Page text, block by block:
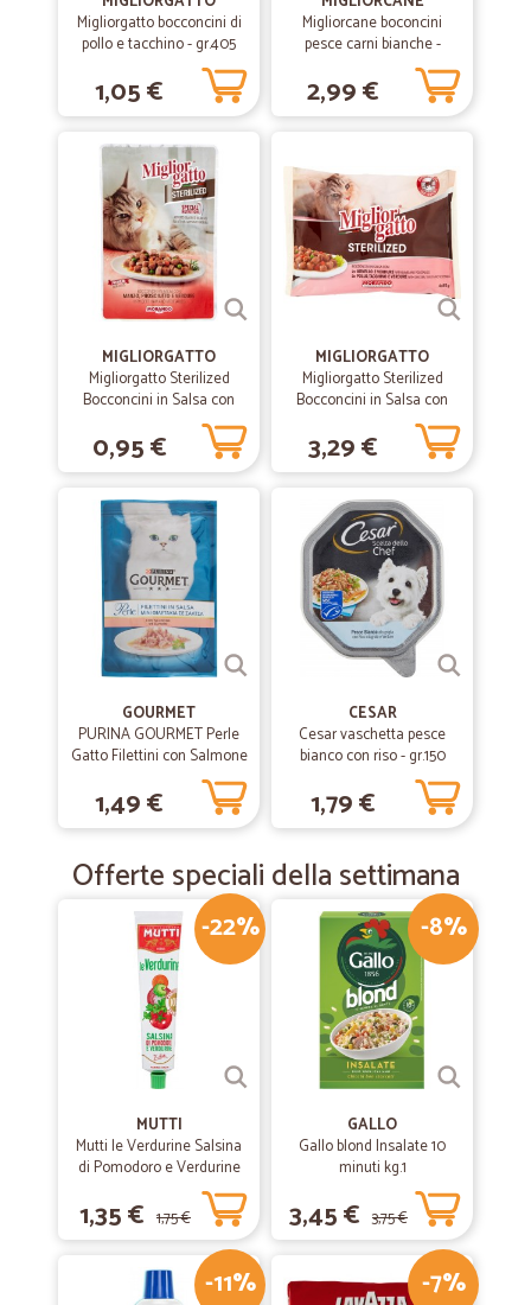
Veloci
—Elisabetta T.
Spedizione velocissima
Spedizione velocissima, prodotti ottimi e imballati perfettamente.
06/08/2019
—Gianluca Z.
Vi ho travato prodotti che avevo…
Vi ho travato prodotti che avevo difficoltà a trovare, anche nei
supermercati tradizionali, a buon prezzo, e la consegna è stata
praticamente immediata e precisa ( entro la mattina del giorno dopo
dell'ordine) Sono rimasto piacevolmente colpito ...
Migliorgatto bocconcini di
pollo e tacchino - gr.405
1,05 €
Migliorcane boconcini
pesce carni bianche -
2,99 €
MIGLIORGATTO
Migliorgatto Sterilized
Bocconcini in Salsa con
Manzo, Prosciutto e
Verdure 85 gr.
0,95 €
MIGLIORGATTO
Migliorgatto Sterilized
Bocconcini in Salsa con
Agnello e Verdure - Pollo,
Tacchino e Verdure 4x85gr.
3,29 €
GOURMET
PURINA GOURMET Perle
Gatto Filettini con Salmone
1,49 €
CESAR
Cesar vaschetta pesce
bianco con riso - gr.150
1,79 €
Offerte speciali della settimana
-22%
MUTTI
Mutti le Verdurine Salsina
di Pomodoro e Verdurine
1,35 € 1,75 €
-8%
GALLO
Gallo blond Insalate 10
minuti kg.1
3,45 € 3,75 €
-11% -7%